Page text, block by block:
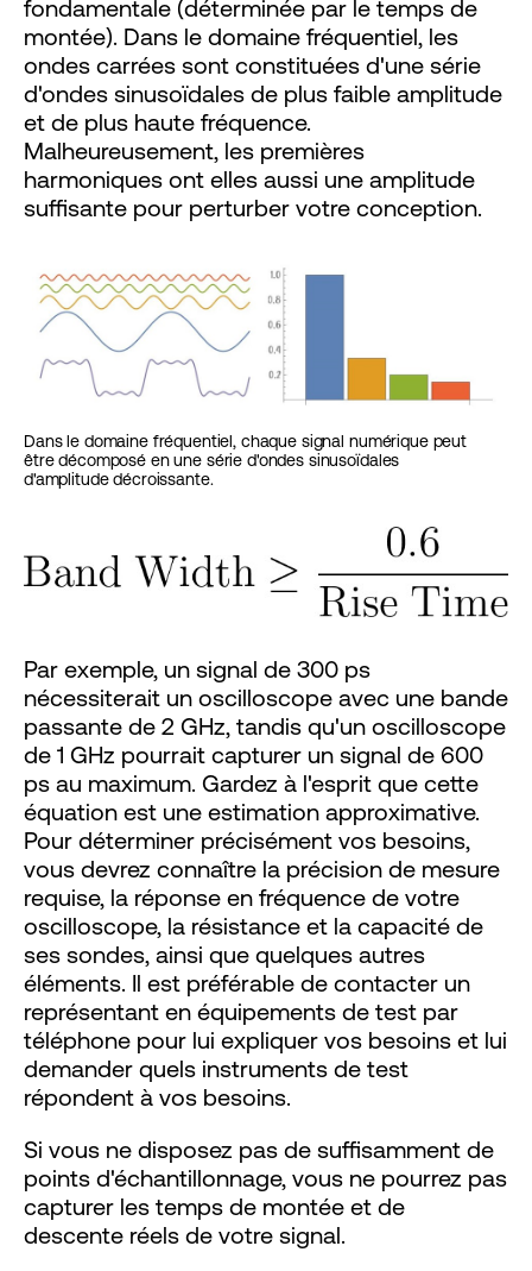
fondamentale (déterminée par le temps de
montée). Dans le domaine fréquentiel, les
ondes carrées sont constituées d'une série
d'ondes sinusoïdales de plus faible amplitude
et de plus haute fréquence.
Malheureusement, les premières
harmoniques ont elles aussi une amplitude
suffisante pour perturber votre conception.
Dans le domaine fréquentiel, chaque signal numérique peut
être décomposé en une série d'ondes sinusoïdales
d'amplitude décroissante.
Par exemple, un signal de 300 ps
nécessiterait un oscilloscope avec une bande
passante de 2 GHz, tandis qu'un oscilloscope
de 1 GHz pourrait capturer un signal de 600
ps au maximum. Gardez à l'esprit que cette
équation est une estimation approximative.
Pour déterminer précisément vos besoins,
vous devrez connaître la précision de mesure
requise, la réponse en fréquence de votre
oscilloscope, la résistance et la capacité de
ses sondes, ainsi que quelques autres
éléments. Il est préférable de contacter un
représentant en équipements de test par
téléphone pour lui expliquer vos besoins et lui
demander quels instruments de test
répondent à vos besoins.
Si vous ne disposez pas de suffisamment de
points d'échantillonnage, vous ne pourrez pas
capturer les temps de montée et de
descente réels de votre signal.